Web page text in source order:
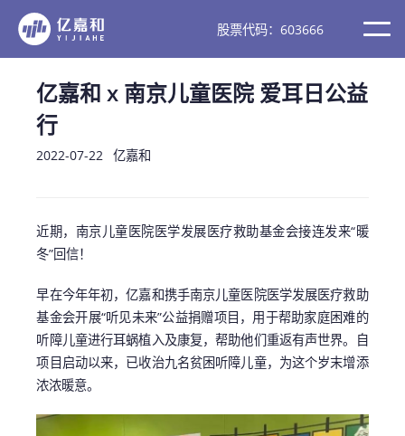
股票代码：603666
亿嘉和 x 南京儿童医院 爱耳日公益
行
2022-07-22 亿嘉和
近期，南京儿童医院医学发展医疗救助基金会接连发来“暖
冬”回信！
早在今年年初，亿嘉和携手南京儿童医院医学发展医疗救助
基金会开展“听见未来”公益捐赠项目，用于帮助家庭困难的
听障儿童进行耳蜗植入及康复，帮助他们重返有声世界。自
项目启动以来，已收治九名贫困听障儿童，为这个岁末增添
浓浓暖意。